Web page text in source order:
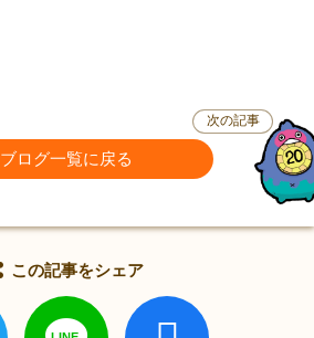
ブログ一覧に戻る
次の記事
この記事をシェア